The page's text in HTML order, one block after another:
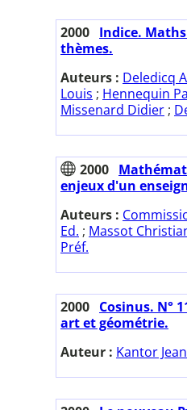
2000 Indice.
thèmes.
Auteurs : Deledicq
Louis ; Hennequin
Missenard Didier ;
2000
enjeux d'un
Auteurs :
Ed. ; Massot
Préf.
2000 Cosinus. N°
art et géométrie.
Auteur : Kantor